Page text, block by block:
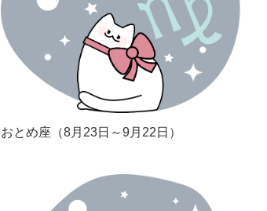
おとめ座（8月23日～9月22日）